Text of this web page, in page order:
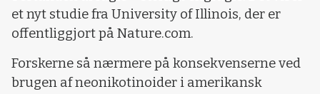
et nyt studie fra University of Illinois, der er
offentliggjort på Nature.com.
Forskerne så nærmere på konsekvenserne ved
brugen af neonikotinoider i amerikansk